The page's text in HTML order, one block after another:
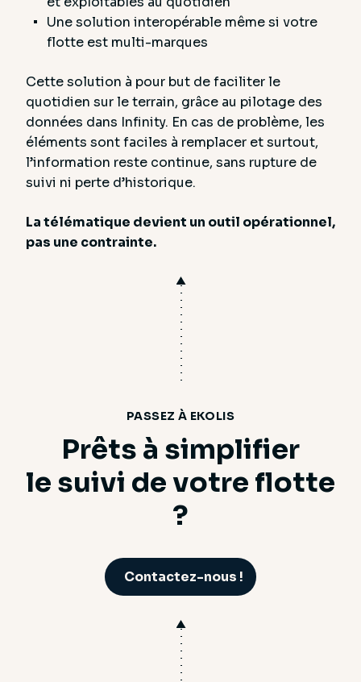
Une solution interopérable même si votre
flotte est multi-marques
Cette solution à pour but de faciliter le
quotidien sur le terrain, grâce au pilotage des
données dans Infinity. En cas de problème, les
éléments sont faciles à remplacer et surtout,
l’information reste continue, sans rupture de
suivi ni perte d’historique.
La télématique devient un outil opérationnel,
pas une contrainte.
PASSEZ À EKOLIS
Prêts à simplifier
le suivi de votre flotte
?
Contactez-nous !